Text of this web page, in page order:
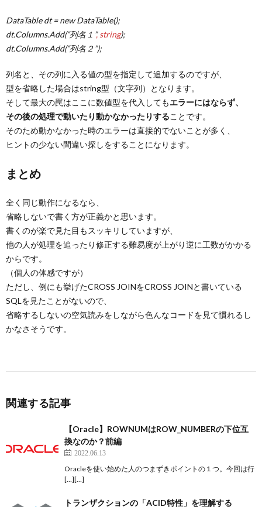
DataTable dt = new DataTable();
dt.Columns.Add(“列名１”, string);
dt.Columns.Add(“列名２”);
列名と、その列に入る値の型を指定して追加するのですが、
型を省略した場合はstring型（文字列）となります。
そして最大の罠はここに数値型を代入してもエラーにはならず、
その後の処理で動いたり動かなかったりすることです。
そのため動かなかった時のエラーは直接的でないことが多く、
ヒントの少ない間違い探しをすることになります。
まとめ
全く同じ動作になるなら、
省略しないで書く方が正義かと思います。
書くのが楽で見た目もスッキリしていますが、
他の人が処理を追ったり修正する難易度が上がり逆に工数がかかる
からです。
（個人の体感ですが）
ただし、例にも挙げたCROSS JOINをCROSS JOINと書いている
SQLを見たことがないので、
省略するしないの空気読みをしながら色んなコードを見て慣れるし
かなさそうです。
関連する記事
【Oracle】ROWNUMはROW_NUMBERの下位互
換なのか？前編
2022.06.13
Oracleを使い始めた人のつまずきポイントの１つ。今回は行
[…][…]
トランザクションの「ACID特性」を理解する